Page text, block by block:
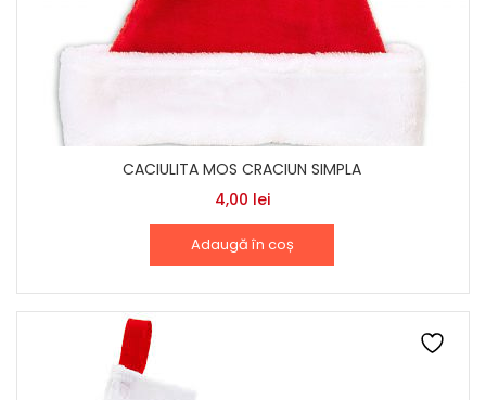
CACIULITA MOS CRACIUN SIMPLA
4,00 lei
Adaugă în coș